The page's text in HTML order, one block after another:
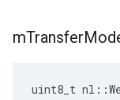
mTransfer
uint8_t